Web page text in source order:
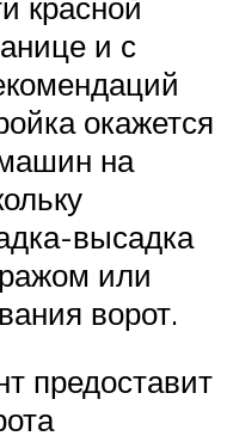
и с
окажется
на
высадка
или
ворот.
предоставит